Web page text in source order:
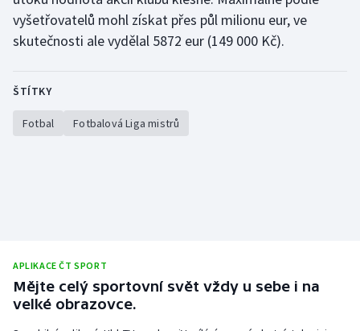
Sportovní střelba
Stolní tenis
Triatlon
Veslování
vyšetřovatelů mohl získat přes půl milionu eur, ve
skutečnosti ale vydělal 5872 eur (149 000 Kč).
ŠTÍTKY
Fotbal Fotbalová Liga mistrů
APLIKACE ČT SPORT
Mějte celý sportovní svět vždy u sebe i na
velké obrazovce.